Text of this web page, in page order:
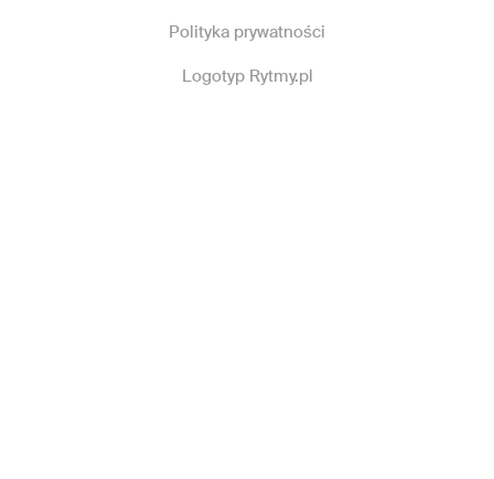
Polityka prywatności
Logotyp Rytmy.pl